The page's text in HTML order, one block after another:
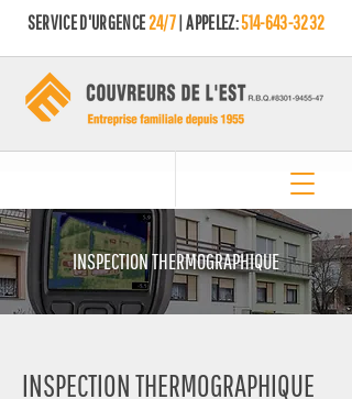
SERVICE D'URGENCE24/7| APPELEZ:514-643-3232
INSPECTION THERMOGRAPHIQUE
INSPECTION THERMOGRAPHIQUE